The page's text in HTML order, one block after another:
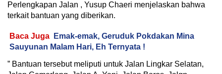
Perlengkapan Jalan , Yusup Chaeri menjelaskan bahwa
terkait bantuan yang diberikan.
Baca Juga
Emak-emak, Geruduk Pokdakan Mina
Sauyunan Malam Hari, Eh Ternyata !
” Bantuan tersebut meliputi untuk Jalan Lingkar Selatan,